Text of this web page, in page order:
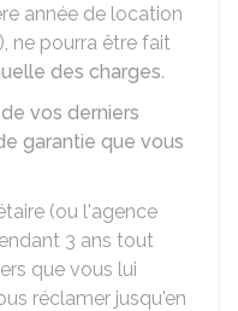
année de location
ne pourra être fait
des charges.
vos derniers
garantie que vous
(ou l'agence
3 ans tout
que vous lui
réclamer jusqu'en